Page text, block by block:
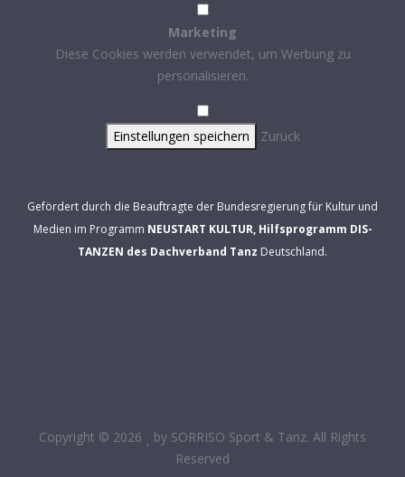
Marketing
Diese Cookies werden verwendet, um Werbung zu
personalisieren.
Einstellungen speichern Zurück
Gefördert durch die Beauftragte der Bundesregierung für Kultur und
Medien im Programm NEUSTART KULTUR, Hilfsprogramm DIS-
TANZEN des Dachverband Tanz Deutschland.
Copyright © 2026 by SORRISO Sport & Tanz. All Rights
Reserved